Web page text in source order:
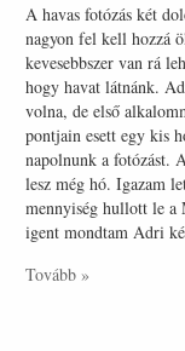
A havas fotózás két
nagyon fel kell hozzá
kevesebbszer van rá
hogy havat látnánk.
volna, de első
pontjain esett egy kis
napolnunk a fotózást.
lesz még hó. Igazam
mennyiség hullott le a
igent mondtam Adri
Tovább »